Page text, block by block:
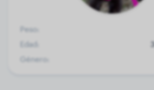
Peso:
Edad:
Género: